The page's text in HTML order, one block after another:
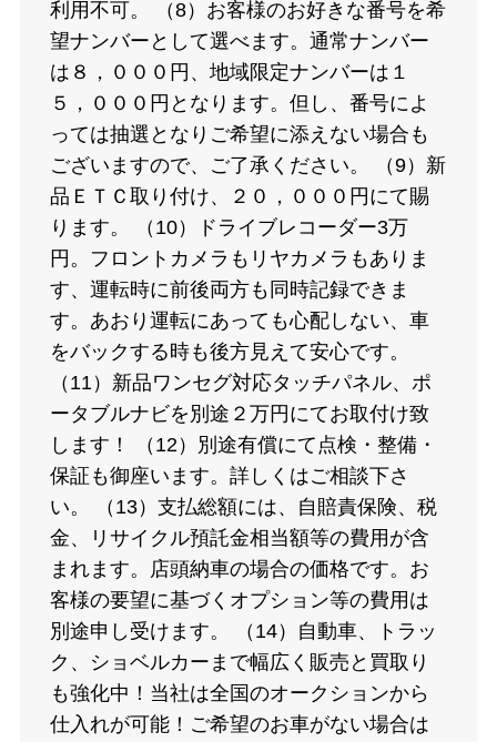
利用不可。 （8）お客様のお好きな番号を希
望ナンバーとして選べます。通常ナンバー
は８，０００円、地域限定ナンバーは１
５，０００円となります。但し、番号によ
っては抽選となりご希望に添えない場合も
ございますので、ご了承ください。 （9）新
品ＥＴＣ取り付け、２０，０００円にて賜
ります。 （10）ドライブレコーダー3万
円。フロントカメラもリヤカメラもありま
す、運転時に前後両方も同時記録できま
す。あおり運転にあっても心配しない、車
をバックする時も後方見えて安心です。
（11）新品ワンセグ対応タッチパネル、ポ
ータブルナビを別途２万円にてお取付け致
します！ （12）別途有償にて点検・整備・
保証も御座います。詳しくはご相談下さ
い。 （13）支払総額には、自賠責保険、税
金、リサイクル預託金相当額等の費用が含
まれます。店頭納車の場合の価格です。お
客様の要望に基づくオプション等の費用は
別途申し受けます。 （14）自動車、トラッ
ク、ショベルカーまで幅広く販売と買取り
も強化中！当社は全国のオークションから
仕入れが可能！ご希望のお車がない場合は